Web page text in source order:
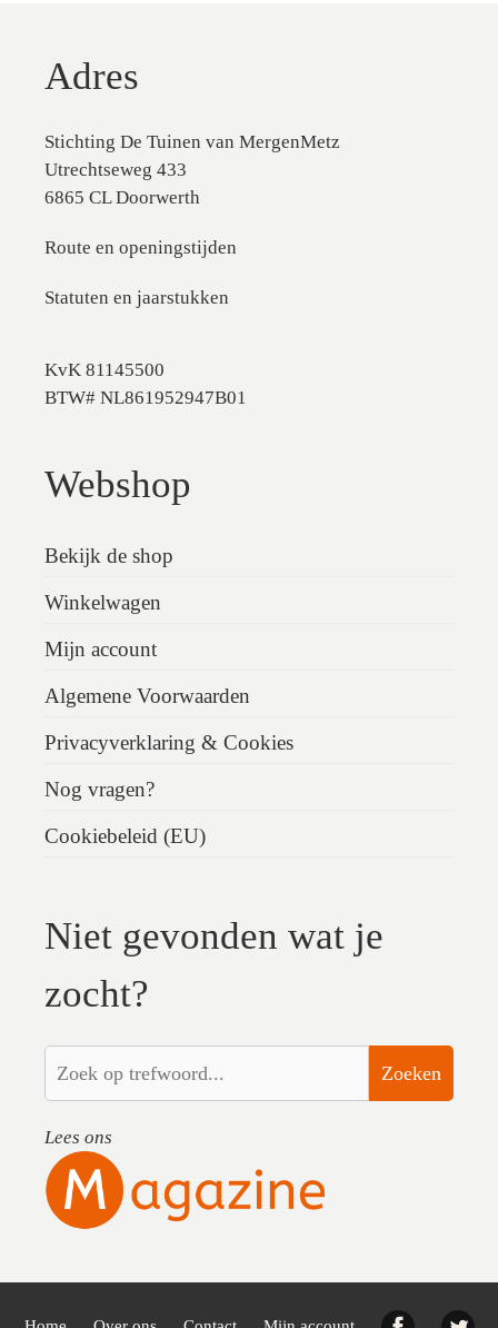
Adres
Stichting De Tuinen van MergenMetz
Utrechtseweg 433
6865 CL Doorwerth
Route en openingstijden
Statuten en jaarstukken
KvK 81145500
BTW# NL861952947B01
Webshop
Bekijk de shop
Winkelwagen
Mijn account
Algemene Voorwaarden
Privacyverklaring & Cookies
Nog vragen?
Cookiebeleid (EU)
Niet gevonden wat je
zocht?
Zoeken
Lees ons
Facebook